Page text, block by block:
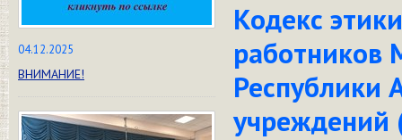
04.12.2025
ВНИМАНИЕ!
Кодекс
работников
Республики
учреждений